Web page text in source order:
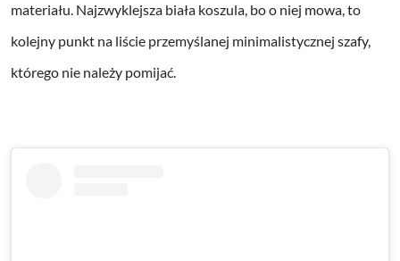
materiału. Najzwyklejsza biała koszula, bo o niej mowa, to
kolejny punkt na liście przemyślanej minimalistycznej szafy,
którego nie należy pomijać.